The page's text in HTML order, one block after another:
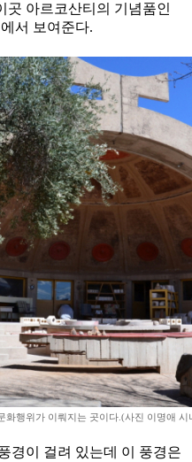
곳 아르코산티의 기념품인
서 보여준다.
행위가 이뤄지는 곳이다.(사진 이명애 시
경이 걸려 있는데 이 풍경은